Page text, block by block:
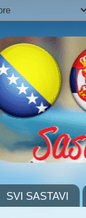
SVI SASTAVI